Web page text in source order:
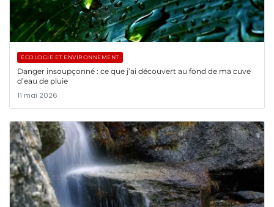
ÉCOLOGIE ET ENVIRONNEMENT
Danger insoupçonné : ce que j’ai découvert au fond de ma cuve
d’eau de pluie
11 mai 2026